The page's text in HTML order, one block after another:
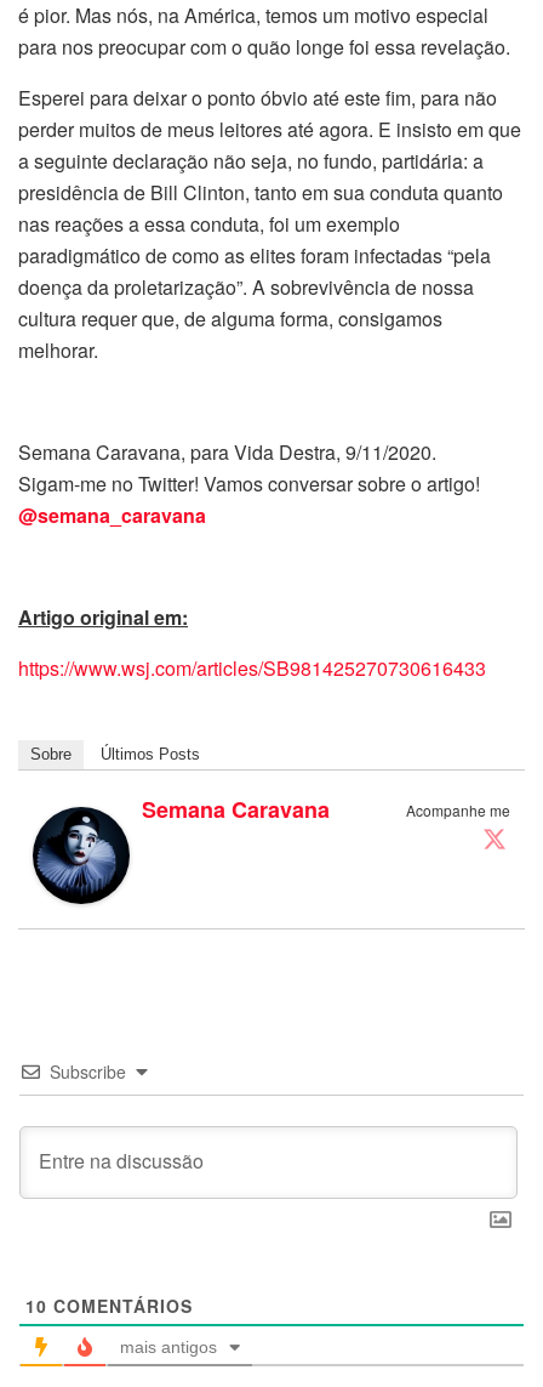
é pior. Mas nós, na América, temos um motivo especial
para nos preocupar com o quão longe foi essa revelação.
Esperei para deixar o ponto óbvio até este fim, para não
perder muitos de meus leitores até agora. E insisto em que
a seguinte declaração não seja, no fundo, partidária: a
presidência de Bill Clinton, tanto em sua conduta quanto
nas reações a essa conduta, foi um exemplo
paradigmático de como as elites foram infectadas “pela
doença da proletarização”. A sobrevivência de nossa
cultura requer que, de alguma forma, consigamos
melhorar.
Semana Caravana, para Vida Destra, 9/11/2020.
Sigam-me no Twitter! Vamos conversar sobre o artigo!
@semana_caravana
Artigo original em:
https://www.wsj.com/articles/SB981425270730616433
Sobre Últimos Posts
Acompanhe me
Semana Caravana
Subscribe
10 COMENTÁRIOS
mais antigos